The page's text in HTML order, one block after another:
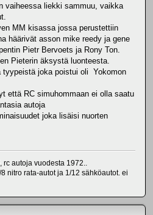
vaiheessa liekki sammuu, vaikka
MM kisassa jossa perustettiin
häärivät asson mike reedy ja gene
Pietr Bervoets ja Rony Ton.
Pieterin äksystä luonteesta.
tyypeistä joka poistui oli Yokomon
että RC simuhommaan ei olla saatu
autoja
joka lisäisi nuorten
autoja vuodesta 1972..
nitro rata-autot ja 1/12 sähköautot. ei